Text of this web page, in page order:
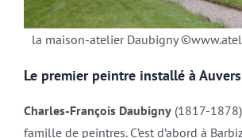
la maison-atelier Daubigny
Le premier peintre installé à Auvers
Charles-François Daubigny(1817-1878)
famille de peintres. C’est d’abord à